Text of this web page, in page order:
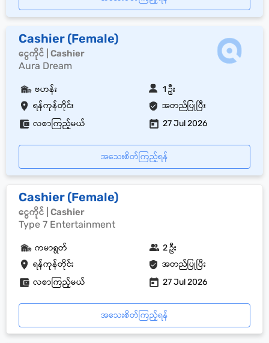
Cashier (Female)
ငွေကိုင် | Cashier
Aura Dream
ရန်ကုန်တိုင်း အတည်ပြုပြီး
ဗဟန်း 1 ဦး
လစာကြည့်မယ် 27 Jul 2026
အသေးစိတ်ကြည့်ရန်
Cashier (Female)
ငွေကိုင် | Cashier
Type 7 Entertainment
ရန်ကုန်တိုင်း အတည်ပြုပြီး
ကမာရွတ် 2 ဦး
လစာကြည့်မယ် 27 Jul 2026
အသေးစိတ်ကြည့်ရန်